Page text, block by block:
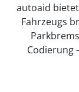
autoaid
Fahrzeugs
Codierung